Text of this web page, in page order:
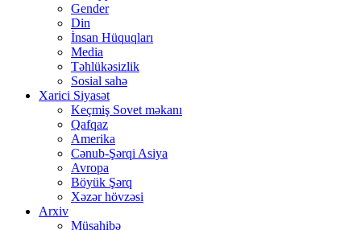
Gender
Din
İnsan Hüquqları
Media
Təhlükəsizlik
Sosial sahə
Xarici Siyasət
Keçmiş Sovet məkanı
Qafqaz
Amerika
Cənub-Şərqi Asiya
Avropa
Böyük Şərq
Xəzər hövzəsi
Arxiv
Müsahibə